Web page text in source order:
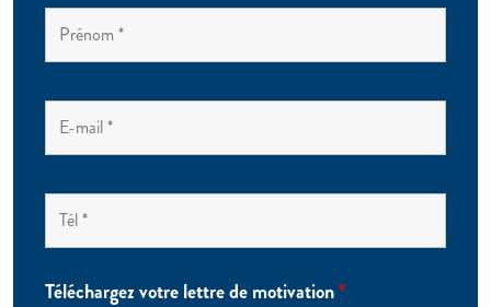
Téléchargez votre lettre de motivation*